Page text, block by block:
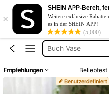
×
SHEIN APP-Bereit,
Weitere exklusive Rabatte
es in der SHEIN APP!
(5,000)
Vase Personalisiert
Personalisierte
Buch Vase
Oma Geschenk
Vase Personalisiert
Empfehlungen Beliebtest